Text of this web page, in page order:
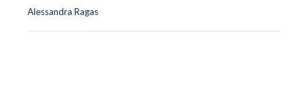
Alessandra Ragas